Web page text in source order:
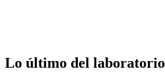
Lo último del laboratorio